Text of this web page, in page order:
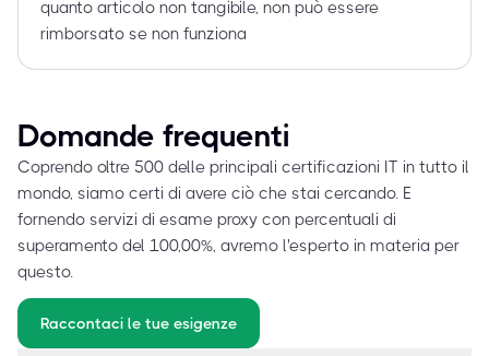
quanto articolo non tangibile, non può essere
rimborsato se non funziona
Domande frequenti
Coprendo oltre 500 delle principali certificazioni IT in tutto il
mondo, siamo certi di avere ciò che stai cercando. E
fornendo servizi di esame proxy con percentuali di
superamento del 100,00%, avremo l'esperto in materia per
questo.
Raccontaci le tue esigenze